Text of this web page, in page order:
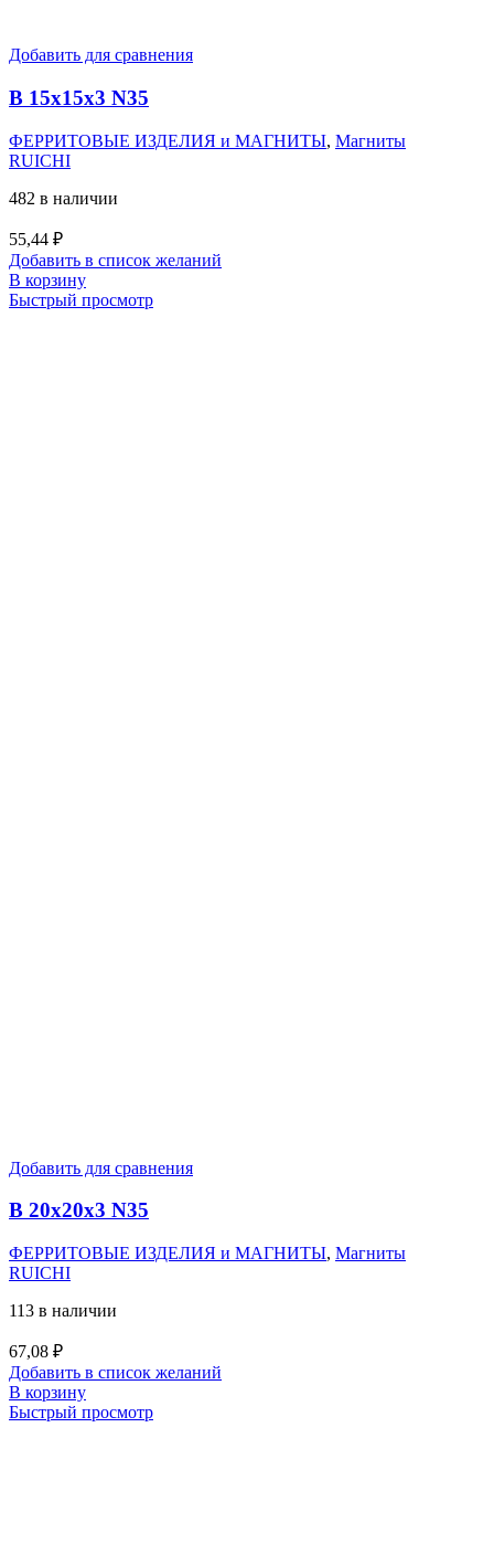
Добавить для сравнения
B 15x15x3 N35
ФЕРРИТОВЫЕ ИЗДЕЛИЯ и МАГНИТЫ, Магниты
RUICHI
482 в наличии
55,44 ₽
Добавить в список желаний
В корзину
Быстрый просмотр
Добавить для сравнения
B 20x20x3 N35
ФЕРРИТОВЫЕ ИЗДЕЛИЯ и МАГНИТЫ, Магниты
RUICHI
113 в наличии
67,08 ₽
Добавить в список желаний
В корзину
Быстрый просмотр